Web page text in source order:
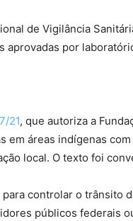
de Vigilância
aprovadas por
21, que autoriza a
em áreas indígenas
local. O texto foi
controlar o trânsito
públicos federais